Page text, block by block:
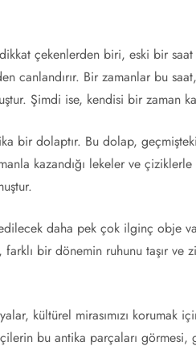
çekenlerden biri, eski bir
canlandırır. Bir zamanlar bu
Şimdi ise, kendisi bir zaman
bir dolaptır. Bu dolap,
kazandığı lekeler ve
daha pek çok ilginç obje
bir dönemin ruhunu taşır ve
kültürel mirasımızı
bu antika parçaları görmesi,